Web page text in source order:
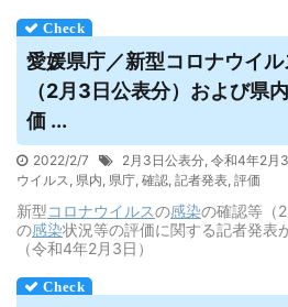
愛媛県庁／新型コロナウイル
（2月3日公表分）および県
価 ...
2022/2/7 2月3日公表分, 令和4年2月
ウイルス, 県内, 県庁, 確認, 記者発表, 評価
新型コロナウイルスの感染の確認等（
の感染状況等の評価に関する記者発表
（令和4年2月3日）